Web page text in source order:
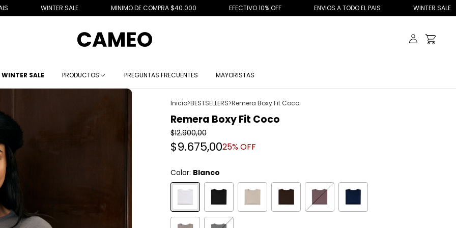
SALE MINIMO DE COMPRA $40.000 EFECTIVO 10% OFF ENVIOS A TODO EL PAIS WINTER SALE
WINTER SALE PRODUCTOS PREGUNTAS FRECUENTES MAYORISTAS
Inicio>BESTSELLERS>Remera Boxy Fit Coco
Remera Boxy Fit Coco
$12.900,00
$9.675,0025% OFF
Color: Blanco